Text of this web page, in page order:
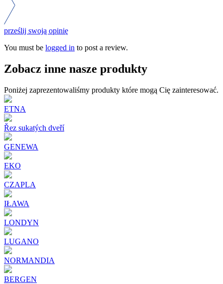
prześlij swoją opinię
You must be logged in to post a review.
Zobacz inne nasze produkty
Poniżej zaprezentowaliśmy produkty które mogą Cię zainteresować.
ETNA
Řez sukatých dveří
GENEWA
EKO
CZAPLA
IŁAWA
LONDYN
LUGANO
NORMANDIA
BERGEN